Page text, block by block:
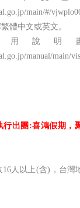
main/#/
體中文或英文。
用說明
manual/main/
行出團:喜鴻假期，
人以上(含)，台灣